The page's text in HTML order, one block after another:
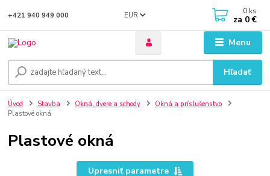
Menu
EUR
Hľadať
+421 940 949 000 0 ks
za 0 €
Úvod Stavba Okná, dvere a schody
Okná a príslušenstvo
Plastové okná
Plastové okná
Upresniť parametre